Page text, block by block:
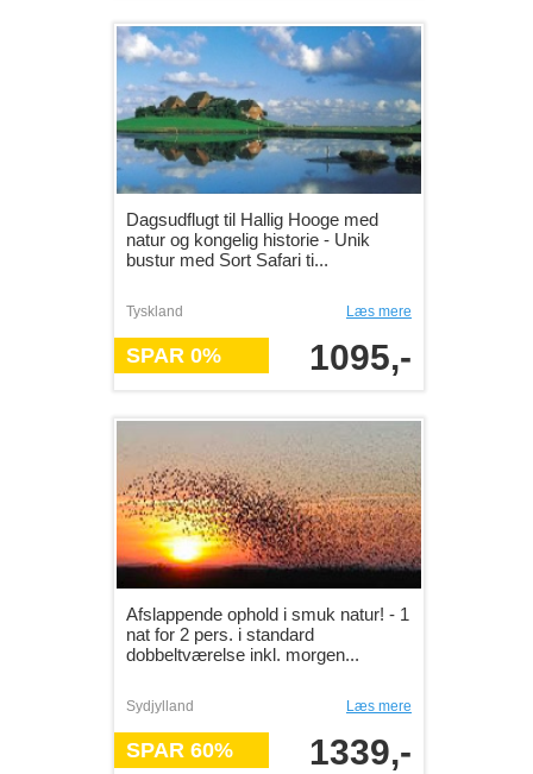
Dagsudflugt til Hallig Hooge med
natur og kongelig historie - Unik
bustur med Sort Safari ti...
Tyskland Læs mere
SPAR 0% 1095,-
Afslappende ophold i smuk natur! - 1
nat for 2 pers. i standard
dobbeltværelse inkl. morgen...
Sydjylland Læs mere
SPAR 60% 1339,-